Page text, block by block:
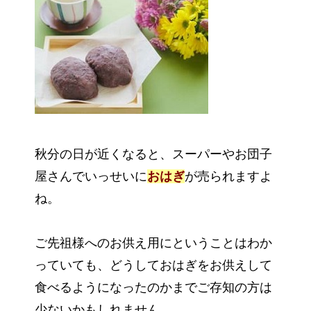
秋分の日が近くなると、スーパーやお団子
屋さんでいっせいにおはぎが売られますよ
ね。
ご先祖様へのお供え用にということはわか
っていても、どうしておはぎをお供えして
食べるようになったのかまでご存知の方は